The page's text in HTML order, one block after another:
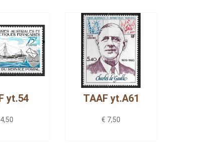
yt.54 TAAF yt.A61
€ 7,50